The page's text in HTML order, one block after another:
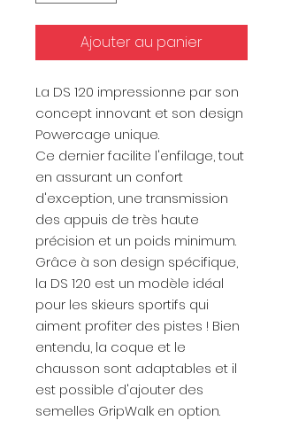
Ajouter au panier
La DS 120 impressionne par son
concept innovant et son design
Powercage unique.
Ce dernier facilite l'enfilage, tout
en assurant un confort
d'exception, une transmission
des appuis de très haute
précision et un poids minimum.
Grâce à son design spécifique,
la DS 120 est un modèle idéal
pour les skieurs sportifs qui
aiment profiter des pistes ! Bien
entendu, la coque et le
chausson sont adaptables et il
est possible d'ajouter des
semelles GripWalk en option.